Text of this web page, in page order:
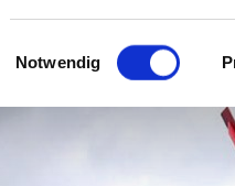
Datenschutzerklärung
jederzeit mit Wirkung für
Einwilligungsauswahl
Notwendig